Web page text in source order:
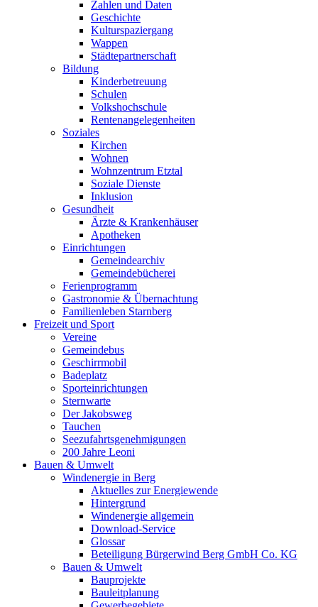
Zahlen und Daten
Geschichte
Kulturspaziergang
Wappen
Städtepartnerschaft
Bildung
Kinderbetreuung
Schulen
Volkshochschule
Rentenangelegenheiten
Soziales
Kirchen
Wohnen
Wohnzentrum Etztal
Soziale Dienste
Inklusion
Gesundheit
Ärzte & Krankenhäuser
Apotheken
Einrichtungen
Gemeindearchiv
Gemeindebücherei
Ferienprogramm
Gastronomie & Übernachtung
Familienleben Starnberg
Freizeit und Sport
Vereine
Gemeindebus
Geschirrmobil
Badeplatz
Sporteinrichtungen
Sternwarte
Der Jakobsweg
Tauchen
Seezufahrtsgenehmigungen
200 Jahre Leoni
Bauen & Umwelt
Windenergie in Berg
Aktuelles zur Energiewende
Hintergrund
Windenergie allgemein
Download-Service
Glossar
Beteiligung Bürgerwind Berg GmbH Co. KG
Bauen & Umwelt
Bauprojekte
Bauleitplanung